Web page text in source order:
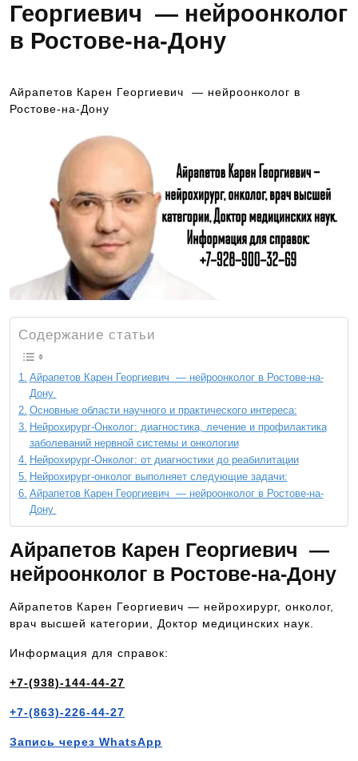
Георгиевич — нейроонколог
в Ростове-на-Дону
Айрапетов Карен Георгиевич — нейроонколог в
Ростове-на-Дону
Содержание статьи
Айрапетов Карен Георгиевич — нейроонколог в Ростове-на-
Дону
Основные области научного и практического интереса:
Нейрохирург-Онколог: диагностика, лечение и профилактика
заболеваний нервной системы и онкологии
Нейрохирург-Онколог: от диагностики до реабилитации
Нейрохирург-онколог выполняет следующие задачи:
Айрапетов Карен Георгиевич — нейроонколог в Ростове-на-
Дону
Айрапетов Карен Георгиевич —
нейроонколог в Ростове-на-Дону
Айрапетов Карен Георгиевич — нейрохирург, онколог,
врач высшей категории, Доктор медицинских наук.
Информация для справок:
+7-(938)-144-44-27
+7-(863)-226-44-27
Запись через WhatsApp